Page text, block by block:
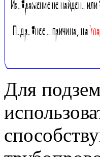
Для